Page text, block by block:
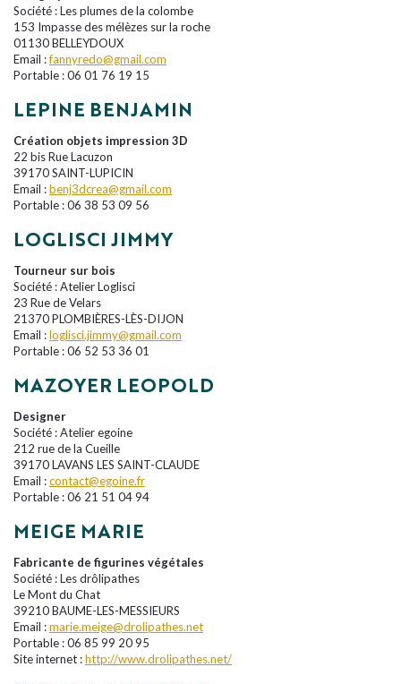
Société : Les plumes de la colombe
153 Impasse des mélèzes sur la roche
01130 BELLEYDOUX
Email :fannyredo@gmail.com
Portable : 06 01 76 19 15
LEPINE BENJAMIN
Création objets impression 3D
22 bis Rue Lacuzon
39170 SAINT-LUPICIN
Email :benj3dcrea@gmail.com
Portable : 06 38 53 09 56
LOGLISCI JIMMY
Tourneur sur bois
Société : Atelier Loglisci
23 Rue de Velars
21370 PLOMBIÈRES-LÈS-DIJON
Email :loglisci.jimmy@gmail.com
Portable : 06 52 53 36 01
MAZOYER LEOPOLD
Designer
Société : Atelier egoine
212 rue de la Cueille
39170 LAVANS LES SAINT-CLAUDE
Email :contact@egoine.fr
Portable : 06 21 51 04 94
MEIGE MARIE
Fabricante de figurines végétales
Société : Les drôlipathes
Le Mont du Chat
39210 BAUME-LES-MESSIEURS
Email :marie.meige@drolipathes.net
Portable : 06 85 99 20 95
Site internet :http://www.drolipathes.net/